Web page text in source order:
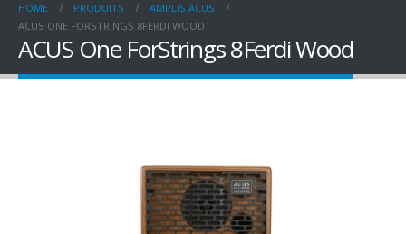
HOME PRODUITS
AMPLIS ACUS
ACUS ONE FORSTRINGS 8FERDI WOOD
ACUS One ForStrings 8Ferdi Wood